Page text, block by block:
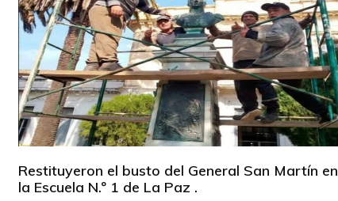
Restituyeron el busto del General San Martín en
la Escuela N.º 1 de La Paz .